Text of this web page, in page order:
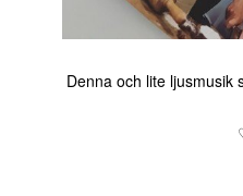
Denna och lite ljusmusik